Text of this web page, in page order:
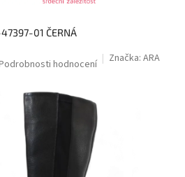
01 ČERNÁ
hodnocení Značka: ARA